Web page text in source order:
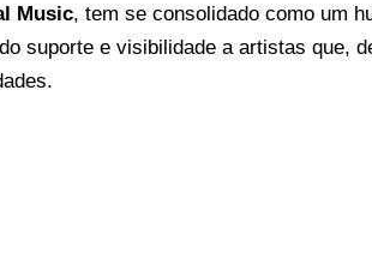
Music, tem se consolidado como um
suporte e visibilidade a artistas que,